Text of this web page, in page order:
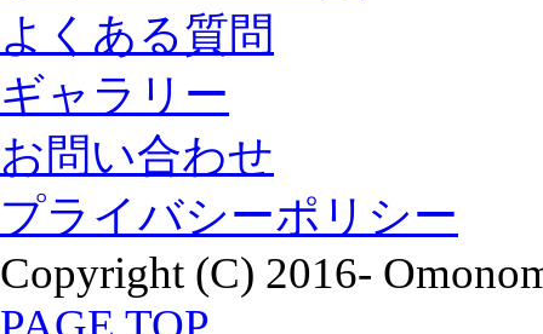
よくある質問
ギャラリー
お問い合わせ
プライバシーポリシー
Copyright (C) 2016-